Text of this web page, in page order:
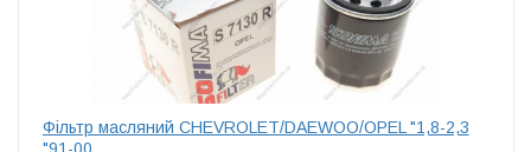
Фільтр масляний CHEVROLET/DAEWOO/OPEL "1,8-2,3